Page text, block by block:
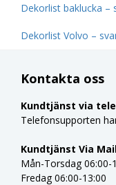
Dekorlist baklucka –
Dekorlist Volvo –
Kontakta oss
Kundtjänst via
Telefonsupporten
Kundtjänst Via
Mån-Torsdag 06:00-
Fredag 06:00-13:00